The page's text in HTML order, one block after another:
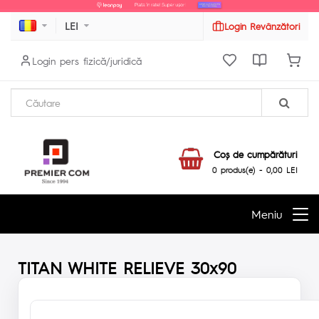
LEI Login Revânzători
Login pers fizică/juridică
Coş de cumpărături
0 produs(e) - 0,00 LEI
Meniu
TITAN WHITE RELIEVE 30x90